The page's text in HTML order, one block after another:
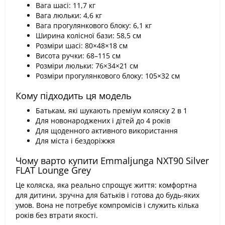
Вага шасі: 11,7 кг
Вага люльки: 4,6 кг
Вага прогулянкового блоку: 6,1 кг
Ширина колісної бази: 58,5 см
Розміри шасі: 80×48×18 см
Висота ручки: 68–115 см
Розміри люльки: 76×34×21 см
Розміри прогулянкового блоку: 105×32 см
Кому підходить ця модель
Батькам, які шукають преміум коляску 2 в 1
Для новонароджених і дітей до 4 років
Для щоденного активного використання
Для міста і бездоріжжя
Чому варто купити Emmaljunga NXT90 Silver
FLAT Lounge Grey
Це коляска, яка реально спрощує життя: комфортна
для дитини, зручна для батьків і готова до будь-яких
умов. Вона не потребує компромісів і служить кілька
років без втрати якості.